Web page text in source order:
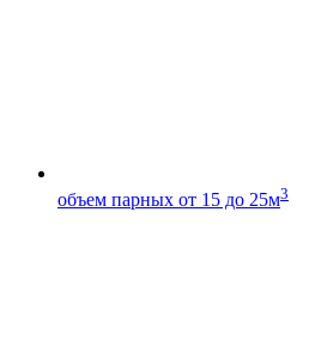
объем парных от 15 до 25м3